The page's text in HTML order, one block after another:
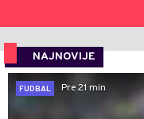
NAJNOVIJE
FUDBAL
Pre 21 min